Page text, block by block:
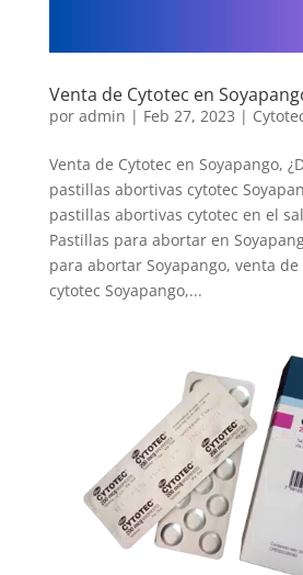
Venta de Cytotec en
por admin | Feb 27, 2023 |
Venta de Cytotec en Soyapango,
pastillas abortivas cytotec
pastillas abortivas cytotec en el
Pastillas para abortar en
para abortar Soyapango, venta
cytotec Soyapango,...